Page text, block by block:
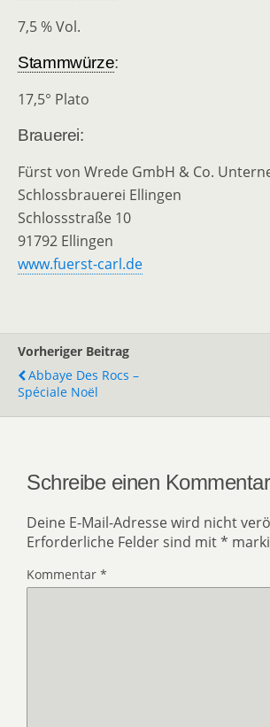
7,5 % Vol.
Stammwürze:
17,5° Plato
Brauerei:
Fürst von Wrede GmbH & Co.
Schlossbrauerei Ellingen
Schlossstraße 10
91792 Ellingen
www.fuerst-carl.de
Vorheriger Beitrag
Abbaye Des Rocs –
Spéciale Noël
Schreibe einen Kommentar
Deine E-Mail-Adresse wird nicht
Erforderliche Felder sind mit*
Kommentar *